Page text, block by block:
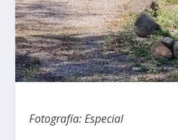
Fotografía: Especial